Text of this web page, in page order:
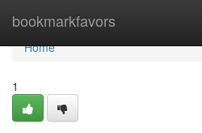
bookmarkfavors
Home
Home
1